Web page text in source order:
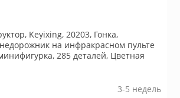
Keyixing, 20203, Гонка,
на инфракрасном пульте
285 деталей, Цветная
3-5 недель